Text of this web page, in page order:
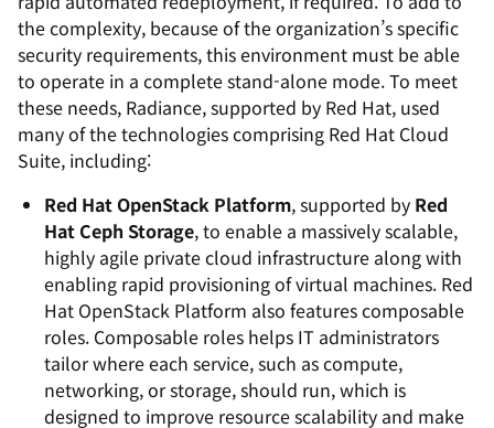
the complexity, because of the organization’s specific
security requirements, this environment must be able
to operate in a complete stand-alone mode. To meet
these needs, Radiance, supported by Red Hat, used
many of the technologies comprising Red Hat Cloud
Suite, including:
Red Hat OpenStack Platform, supported by Red
Hat Ceph Storage, to enable a massively scalable,
highly agile private cloud infrastructure along with
enabling rapid provisioning of virtual machines. Red
Hat OpenStack Platform also features composable
roles. Composable roles helps IT administrators
tailor where each service, such as compute,
networking, or storage, should run, which is
designed to improve resource scalability and make